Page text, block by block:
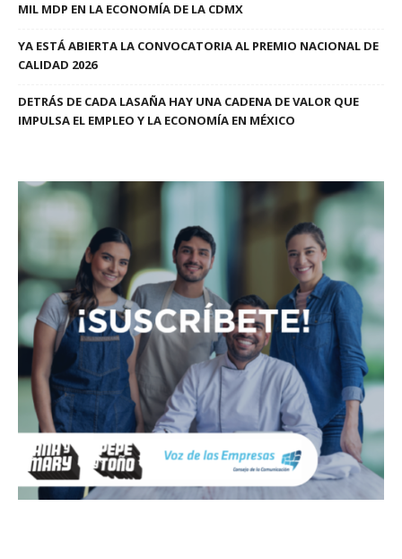
MIL MDP EN LA ECONOMÍA DE LA CDMX
YA ESTÁ ABIERTA LA CONVOCATORIA AL PREMIO NACIONAL DE
CALIDAD 2026
DETRÁS DE CADA LASAÑA HAY UNA CADENA DE VALOR QUE
IMPULSA EL EMPLEO Y LA ECONOMÍA EN MÉXICO